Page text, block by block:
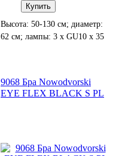
Купить
Высота: 50-130 см; диаметр:
62 см; лампы: 3 х GU10 х 35
9068 Бра Nowodvorski
EYE FLEX BLACK S PL